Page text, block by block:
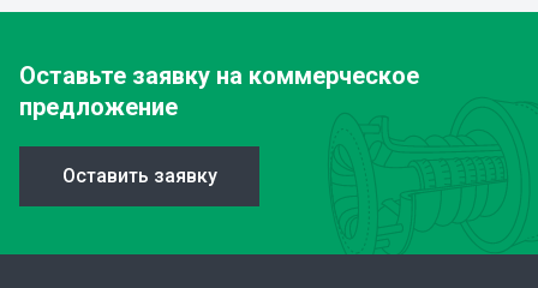
Оставьте заявку на коммерческое
предложение
Оставить заявку